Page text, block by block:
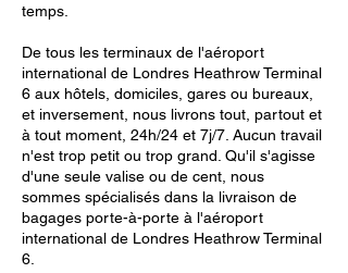
temps.
De tous les terminaux de l'aéroport
international de Londres Heathrow Terminal
6 aux hôtels, domiciles, gares ou bureaux,
et inversement, nous livrons tout, partout et
à tout moment, 24h/24 et 7j/7. Aucun travail
n'est trop petit ou trop grand. Qu'il s'agisse
d'une seule valise ou de cent, nous
sommes spécialisés dans la livraison de
bagages porte-à-porte à l'aéroport
international de Londres Heathrow Terminal
6.